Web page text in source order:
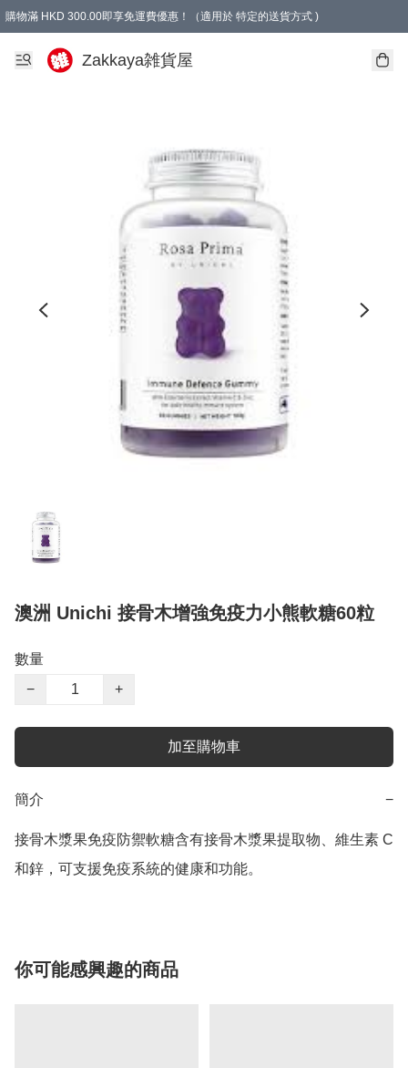
購物滿 HKD 300.00即享免運費優惠！（適用於 特定的送貨方式 )
Zakkaya雑貨屋
澳洲 Unichi 接骨木增強免疫力小熊軟糖60粒
數量
−
+
加至購物車
簡介 −
接骨木漿果免疫防禦軟糖含有接骨木漿果提取物、維生素 C
和鋅，可支援免疫系統的健康和功能。
你可能感興趣的商品